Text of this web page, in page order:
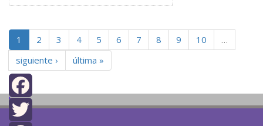
1 2 3 4 5 6 7 8 9 10
…
siguiente ›
última »
Facebook
top